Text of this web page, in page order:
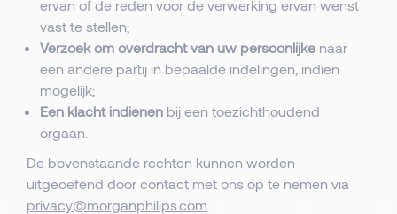
ervan of de reden voor de verwerking ervan wenst
vast te stellen;
Verzoek om overdracht van uw persoonlijke naar
een andere partij in bepaalde indelingen, indien
mogelijk;
Een klacht indienen bij een toezichthoudend
orgaan.
De bovenstaande rechten kunnen worden
uitgeoefend door contact met ons op te nemen via
privacy@morganphilips.com